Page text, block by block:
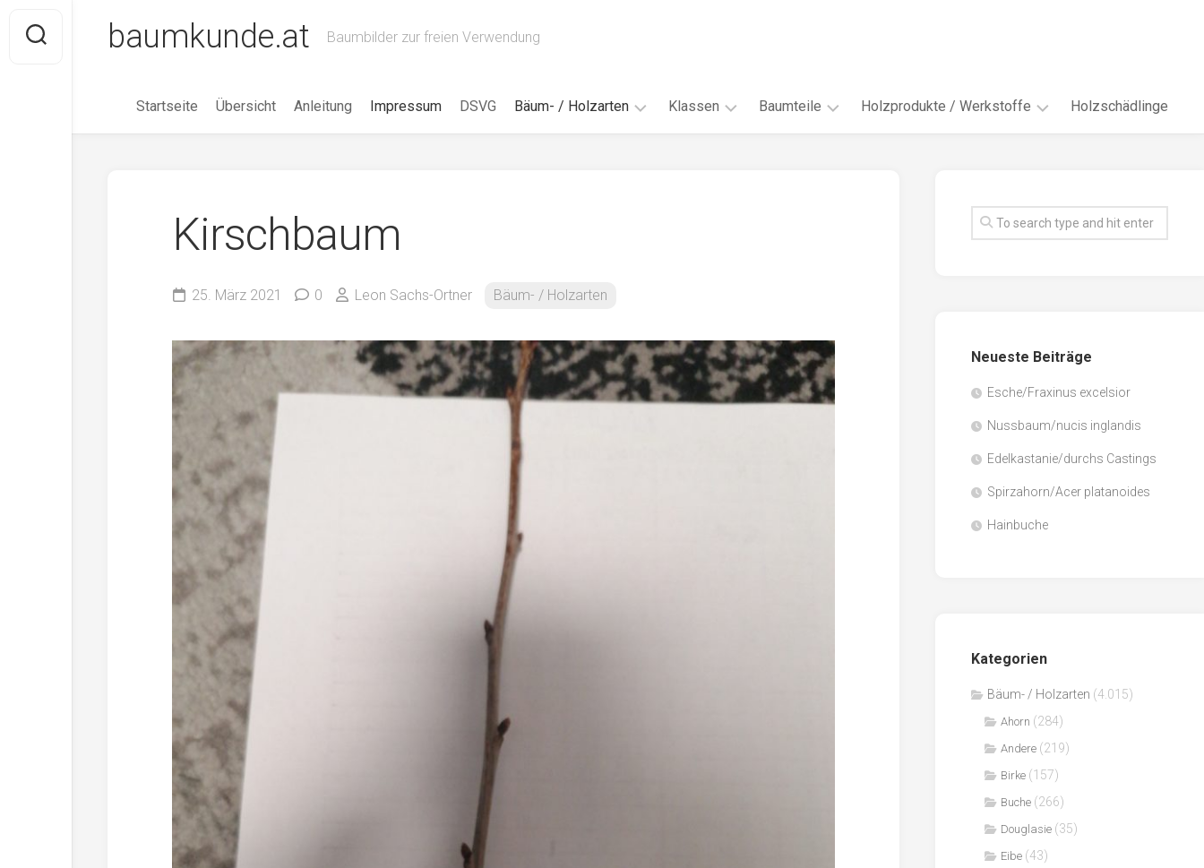
content
baumkunde.at Baumbilder zur freien Verwendung
Startseite Übersicht Anleitung Impressum DSVG Bäum- / Holzarten
Eibe
Eiche
Erle
Klassen
18AH
18BH
19AF
Baumteile
Knospen
Habitus
Holzprodukte / Werkstoffe
Faserwerkstoffe
Sägenebenprodukte
Holzschädlinge
Kirschbaum
25. März 2021 0 Leon Sachs-Ortner Bäum- / Holzarten
Neueste Beiträge
Esche/Fraxinus excelsior
Nussbaum/nucis inglandis
Edelkastanie/durchs Castings
Spirzahorn/Acer platanoides
Hainbuche
Kategorien
Bäum- / Holzarten (4.015)
Ahorn (284)
Andere (219)
Birke (157)
Buche (266)
Douglasie (35)
Eibe (43)